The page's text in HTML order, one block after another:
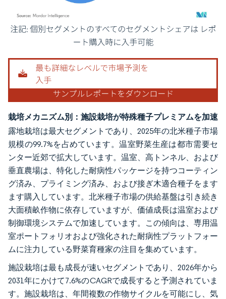
画像 © Mordor Intelligence。再利用にはCC BY 4.0の表示が必要です。
栽培メカニズム別：施設栽培が特殊種子プレミアムを加速
露地栽培は最大セグメントであり、2025年の北米種子市場
規模の99.7%を占めています。温室野菜生産は都市需要セ
ンター近郊で拡大しています。温室、高トンネル、および
垂直農場は、特化した耐病性パッケージを持つコーティン
グ済み、プライミング済み、および接ぎ木適合種子をます
ます購入しています。北米種子市場の供給基盤は引き続き
大面積畝作物に依存していますが、価値成長は温室および
制御環境システムで加速しています。この傾向は、専用温
室ポートフォリオおよび強化された耐病性プラットフォー
ムに注力している野菜育種家の注目を集めています。
施設栽培は最も成長が速いセグメントであり、2026年から
2031年にかけて7.6%のCAGRで成長すると予測されていま
す。施設栽培は、年間複数の作物サイクルを可能にし、気